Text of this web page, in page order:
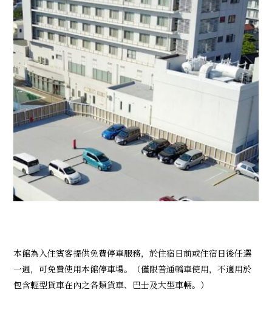
本館為入住賓客提供免費停車服務，於住宿日前或住宿日後任選
一週，可免費使用本館停車場。（僅限普通轎車使用，不適用於
包含輕型貨車在內之各類貨車、巴士及大型車輛。）